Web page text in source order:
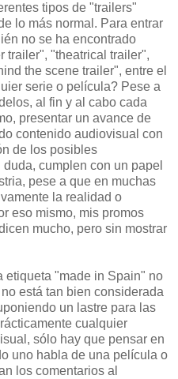
tipos de "trailers"
lo más normal. Para entrar
no se ha encontrado
trailer", "theatrical trailer",
the scene trailer", entre el
serie o película? Pese a
al fin y al cabo cada
presentar un avance de
contenido audiovisual con
de los posibles
cumplen con un papel
pese a que en muchas
la realidad o
eso mismo, mis promos
mucho, pero sin mostrar
etiqueta "made in Spain" no
está tan bien considerada
un lastre para las
cualquier
sólo hay que pensar en
uno habla de una película o
los comentarios al